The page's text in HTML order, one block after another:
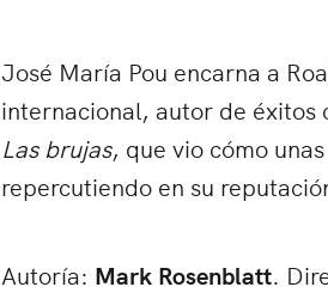
José María Pou encarna a
internacional, autor de éxitos
Las brujas, que vio cómo
repercutiendo en su
Autoría: Mark Rosenblatt .